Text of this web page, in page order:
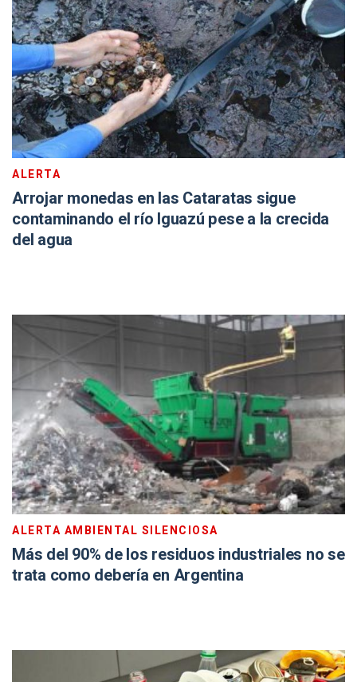
ALERTA
Arrojar monedas en las Cataratas sigue
contaminando el río Iguazú pese a la crecida
del agua
ALERTA AMBIENTAL SILENCIOSA
Más del 90% de los residuos industriales no se
trata como debería en Argentina